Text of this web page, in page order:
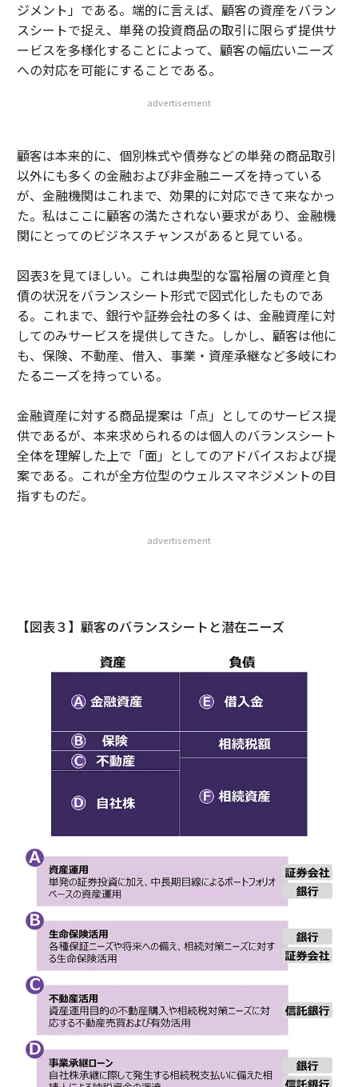
ジメント」である。端的に言えば、顧客の資産をバラン
スシートで捉え、単発の投資商品の取引に限らず提供サ
ービスを多様化することによって、顧客の幅広いニーズ
への対応を可能にすることである。
advertisement
顧客は本来的に、個別株式や債券などの単発の商品取引
以外にも多くの金融および非金融ニーズを持っている
が、金融機関はこれまで、効果的に対応できて来なかっ
た。私はここに顧客の満たされない要求があり、金融機
関にとってのビジネスチャンスがあると見ている。
図表3を見てほしい。これは典型的な富裕層の資産と負
債の状況をバランスシート形式で図式化したものであ
る。これまで、銀行や証券会社の多くは、金融資産に対
してのみサービスを提供してきた。しかし、顧客は他に
も、保険、不動産、借入、事業・資産承継など多岐にわ
たるニーズを持っている。
金融資産に対する商品提案は「点」としてのサービス提
供であるが、本来求められるのは個人のバランスシート
全体を理解した上で「面」としてのアドバイスおよび提
案である。これが全方位型のウェルスマネジメントの目
指すものだ。
advertisement
【図表３】顧客のバランスシートと潜在ニーズ